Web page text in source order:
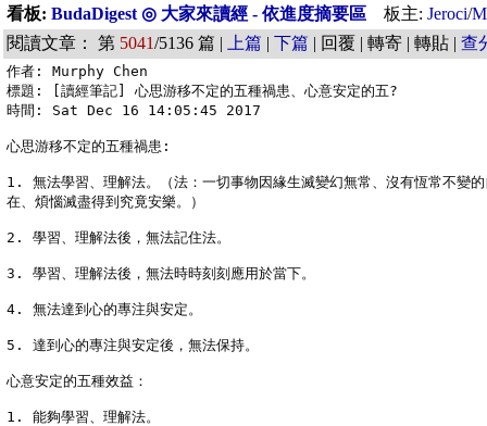
看板: BudaDigest ◎ 大家來讀經 - 依進度摘要區 板主: Jeroci/
閱讀文章： 第 5041/5136 篇 | 上篇 | 下篇 | 回覆 | 轉寄 | 轉貼 | 查
作者: Murphy Chen
標題: [讀經筆記] 心思游移不定的五種禍患、心意安定的五?
時間: Sat Dec 16 14:05:45 2017
心思游移不定的五種禍患:
1. 無法學習、理解法。（法：一切事物因緣生滅變幻無常、沒有恆常不變
在、煩惱滅盡得到究竟安樂。）
2. 學習、理解法後，無法記住法。
3. 學習、理解法後，無法時時刻刻應用於當下。
4. 無法達到心的專注與安定。
5. 達到心的專注與安定後，無法保持。
心意安定的五種效益：
1. 能夠學習、理解法。